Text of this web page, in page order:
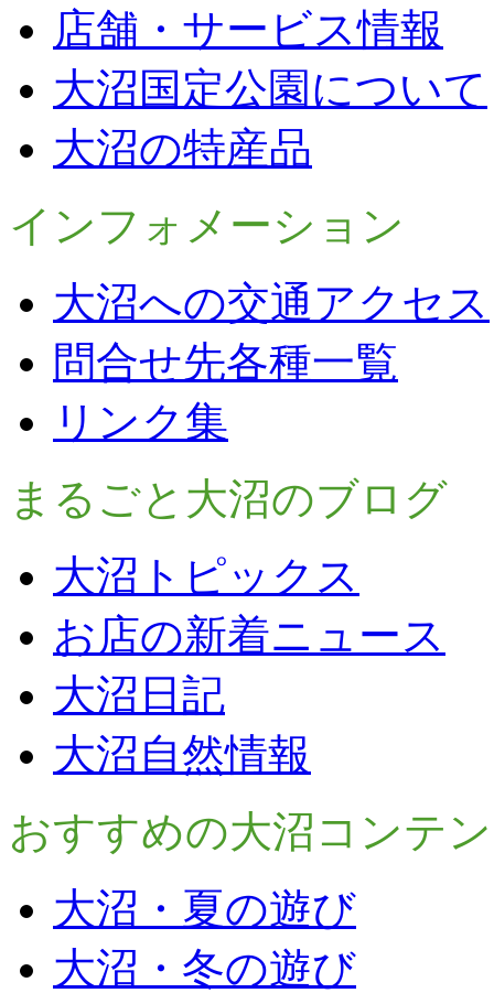
店舗・サービス情報
大沼国定公園について
大沼の特産品
インフォメーション
大沼への交通アクセス
問合せ先各種一覧
リンク集
まるごと大沼のブログ
大沼トピックス
お店の新着ニュース
大沼日記
大沼自然情報
おすすめの大沼コンテ
大沼・夏の遊び
大沼・冬の遊び